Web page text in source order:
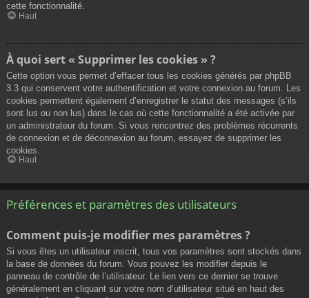
cette fonctionnalité.
Haut
À quoi sert « Supprimer les cookies » ?
Cette option vous permet d’effacer tous les cookies générés par phpBB
3.3 qui conservent votre authentification et votre connexion au forum. Les
cookies permettent également d’enregistrer le statut des messages (s’ils
sont lus ou non lus) dans le cas où cette fonctionnalité a été activée par
un administrateur du forum. Si vous rencontrez des problèmes récurrents
de connexion et de déconnexion au forum, essayez de supprimer les
cookies.
Haut
Préférences et paramètres des utilisateurs
Comment puis-je modifier mes paramètres ?
Si vous êtes un utilisateur inscrit, tous vos paramètres sont stockés dans
la base de données du forum. Vous pouvez les modifier depuis le
panneau de contrôle de l’utilisateur. Le lien vers ce dernier se trouve
généralement en cliquant sur votre nom d’utilisateur situé en haut des